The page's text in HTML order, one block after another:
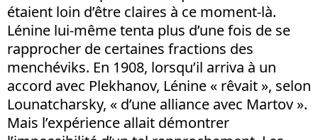
étaient loin d’être claires à ce moment-là.
Lénine lui-même tenta plus d’une fois de se
rapprocher de certaines fractions des
menchéviks. En 1908, lorsqu’il arriva à un
accord avec Plekhanov, Lénine « rêvait », selon
Lounatcharsky, « d’une alliance avec Martov ».
Mais l’expérience allait démontrer